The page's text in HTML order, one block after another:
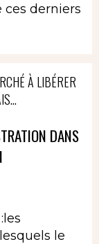
ces derniers
À LIBÉRER
DANS
le